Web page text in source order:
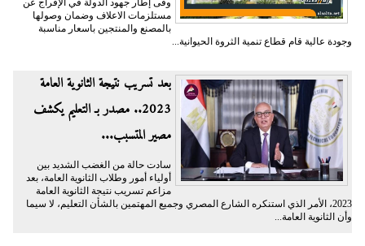
وفى إطار جهود الدولة في الإفراج عن
مستلزمات الاعلاف وضمان وصولها
بالمصنع والمنتجين باسعار مناسبة
وجودة عالية قام قطاع تنمية الثروة الحيوانية...
بعد تسريب نتيجة الثانوية العامة
2023.. مصدر بـ التعليم يكشف
مصير المتسبب...
سادت حالة من الغضب الشديد بين
أولياء أمور وطلاب الثانوية العامة، بعد
مزاعم تسريب نتيجة الثانوية العامة
2023، الأمر الذي استنكره الشارع المصري وجميع المهتمين بالشأن التعليم، لا سيما
وأن الثانوية العامة...